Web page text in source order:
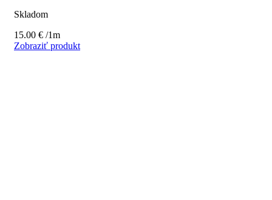
Skladom
15.00 € /1m
Zobraziť produkt